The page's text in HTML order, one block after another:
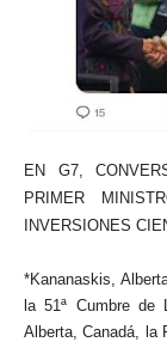
EN G7,
PRIMER
INVERSIONES
*Kananaskis,
la 51ª Cumbre de
Alberta, Canadá, la